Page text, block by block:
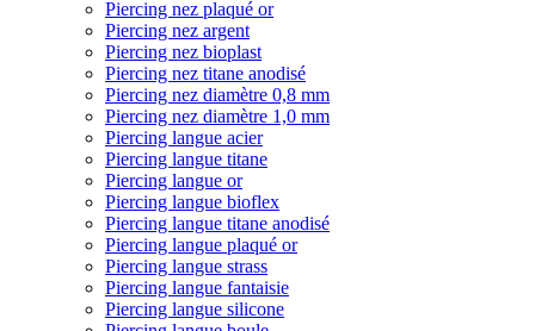
Piercing nez plaqué or
Piercing nez argent
Piercing nez bioplast
Piercing nez titane anodisé
Piercing nez diamètre 0,8 mm
Piercing nez diamètre 1,0 mm
Piercing langue acier
Piercing langue titane
Piercing langue or
Piercing langue bioflex
Piercing langue titane anodisé
Piercing langue plaqué or
Piercing langue strass
Piercing langue fantaisie
Piercing langue silicone